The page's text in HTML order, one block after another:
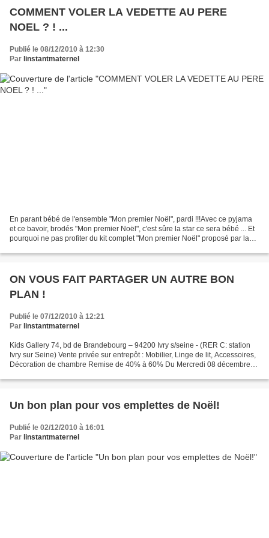
COMMENT VOLER LA VEDETTE AU PERE
NOEL ? ! ...
Publié le 08/12/2010 à 12:30
Par linstantmaternel
En parant bébé de l'ensemble "Mon premier Noël", pardi !!!Avec ce pyjama
et ce bavoir, brodés "Mon premier Noël", c'est sûre la star ce sera bébé ... Et
pourquoi ne pas profiter du kit complet "Mon premier Noël" proposé par la
ON VOUS FAIT PARTAGER UN AUTRE BON
PLAN !
Publié le 07/12/2010 à 12:21
Par linstantmaternel
Kids Gallery 74, bd de Brandebourg – 94200 Ivry s/seine - (RER C: station
Ivry sur Seine) Vente privée sur entrepôt : Mobilier, Linge de lit, Accessoires,
Décoration de chambre Remise de 40% à 60% Du Mercredi 08 décembre
Un bon plan pour vos emplettes de Noël!
Publié le 02/12/2010 à 16:01
Par linstantmaternel